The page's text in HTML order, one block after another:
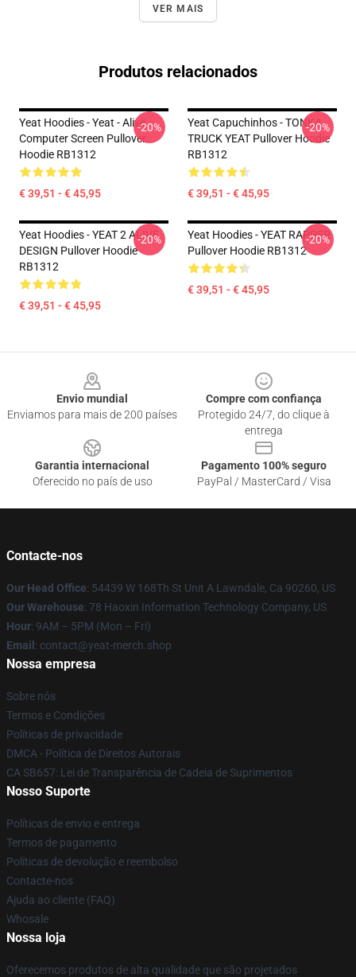
VER MAIS
Produtos relacionados
Yeat Hoodies - Yeat - Alivë
Computer Screen Pullover
Hoodie RB1312
€ 39,51 - € 45,95
-20%
Yeat Capuchinhos - TONKA
TRUCK YEAT Pullover Hoodie
RB1312
€ 39,51 - € 45,95
-20%
Yeat Hoodies - YEAT 2 ALIVE
DESIGN Pullover Hoodie
RB1312
€ 39,51 - € 45,95
-20%
Yeat Hoodies - YEAT RAPPER
Pullover Hoodie RB1312
€ 39,51 - € 45,95
-20%
Envio mundial
Enviamos para mais de 200 países
Compre com confiança
Protegido 24/7, do clique à
entrega
Garantia internacional
Oferecido no país de uso
Pagamento 100% seguro
PayPal / MasterCard / Visa
Contacte-nos
Our Head Office: 54439 W 168Th St Unit A Lawndale, Ca 90260, US
Our Warehouse: 78 Haoxin Information Technology Company, US
Hour: 9AM – 5PM (Mon – Fri)
Email : contact@yeat-merch.shop
Nossa empresa
Sobre nós
Termos e Condições
Políticas de privacidade
DMCA - Política de Direitos Autorais
CA SB657: Lei de Transparência de Cadeia de Suprimentos
Nosso Suporte
Políticas de envio e entrega
Termos de pagamento
Políticas de devolução e reembolso
Contacte-nos
Ajuda ao cliente (FAQ)
Whosale
Nossa loja
Oferecemos produtos de alta qualidade que são projetados